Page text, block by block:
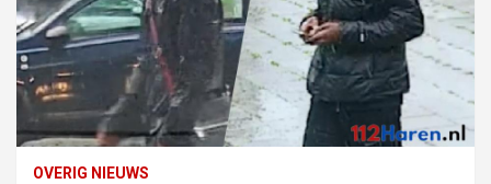
OVERIG NIEUWS